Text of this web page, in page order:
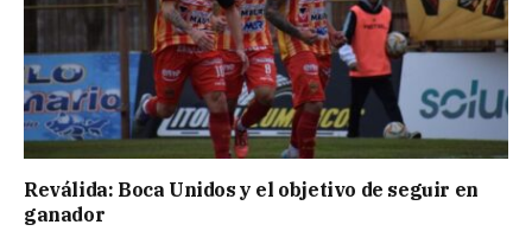
Reválida: Boca Unidos y el objetivo de seguir en
ganador